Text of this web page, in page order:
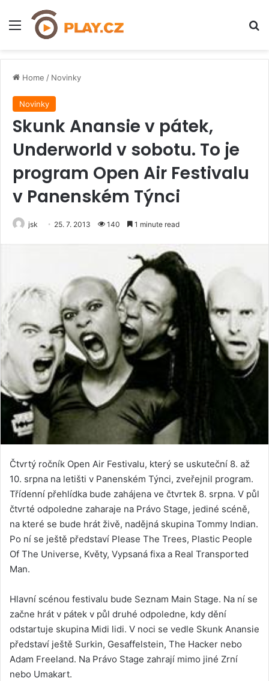
Menu
Home / Novinky
Novinky
Skunk Anansie v pátek,
Underworld v sobotu. To je
program Open Air Festivalu
v Panenském Týnci
jsk 25. 7. 2013 140 1 minute read
Čtvrtý ročník Open Air Festivalu, který se uskuteční 8. až
10. srpna na letišti v Panenském Týnci, zveřejnil program.
Třídenní přehlídka bude zahájena ve čtvrtek 8. srpna. V půl
čtvrté odpoledne zaharaje na Právo Stage, jediné scéně,
na které se bude hrát živě, nadějná skupina Tommy Indian.
Po ní se ještě představí Please The Trees, Plastic People
Of The Universe, Květy, Vypsaná fixa a Real Transported
Man.
Hlavní scénou festivalu bude Seznam Main Stage. Na ní se
začne hrát v pátek v půl druhé odpoledne, kdy dění
odstartuje skupina Midi lidi. V noci se vedle Skunk Anansie
představí ještě Surkin, Gesaffelstein, The Hacker nebo
Adam Freeland. Na Právo Stage zahrají mimo jiné Zrní
nebo Umakart.